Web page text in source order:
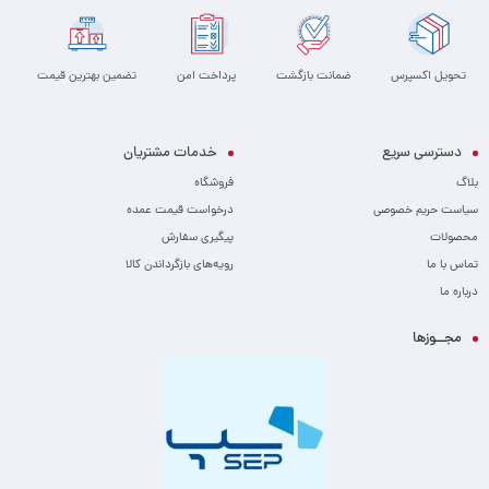
تحویل اکسپرس ضمانت بازگشت پرداخت امن تضمین بهترین قیمت
دسترسی سریع
بلاگ
سیاست حریم خصوصی
محصولات
تماس با ما
درباره ما
خدمات مشتریان
فروشگاه
درخواست قیمت عمده
پیگیری سفارش
رویه‌های بازگرداندن کالا
مجــوزها